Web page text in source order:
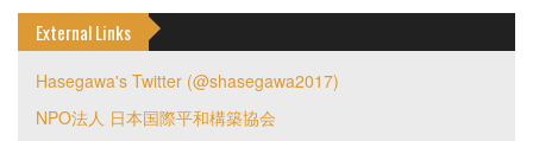
External Links
Hasegawa's Twitter (@shasegawa2017)
NPO法人 日本国際平和構築協会